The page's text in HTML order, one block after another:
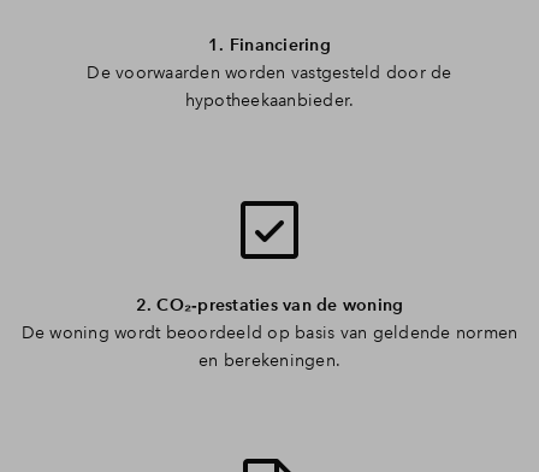
1. Financiering
De voorwaarden worden vastgesteld door de
hypotheekaanbieder.
2. CO₂‑prestaties van de woning
De woning wordt beoordeeld op basis van geldende normen
en berekeningen.